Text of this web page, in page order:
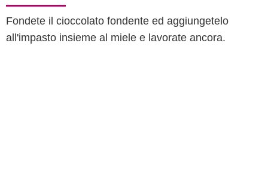
Fondete il cioccolato fondente ed aggiungetelo
all'impasto insieme al miele e lavorate ancora.